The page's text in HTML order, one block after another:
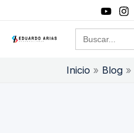
contenido
Buscar:
Inicio Blog